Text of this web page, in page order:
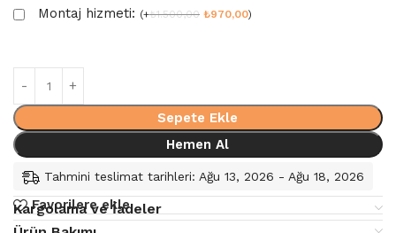
Montaj hizmeti: (+₺1.500,00 ₺970,00)
Sepete Ekle
Hemen Al
Tahmini teslimat tarihleri: Ağu 13, 2026 - Ağu 18, 2026
Favorilere ekle
Kargolama ve İadeler